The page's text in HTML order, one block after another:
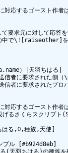
対応するゴースト
要求元に対して応答
中で\![raiseother]を
）|天羽ちはる|
信者に要求された側
者に要求されたプロ
対応するゴースト
るさくらスクリプト
る,0,種族,天使]
ル [#b924d8eb]
(天羽ちはる)の種族